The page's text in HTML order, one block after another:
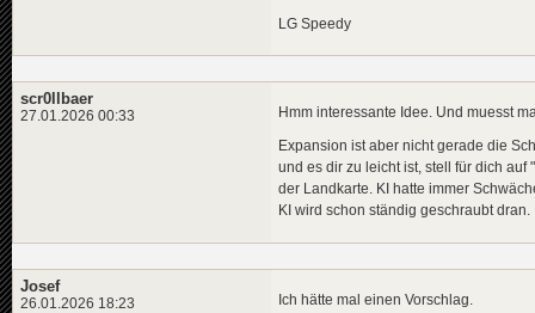
LG Speedy
scr0llbaer
27.01.2026 00:33 Hmm interessante Idee. Und muesst
Expansion ist aber nicht gerade die
und es dir zu leicht ist, stell für dich
der Landkarte. KI hatte immer
KI wird schon ständig geschraubt dran.
Josef
26.01.2026 18:23 Ich hätte mal einen Vorschlag.